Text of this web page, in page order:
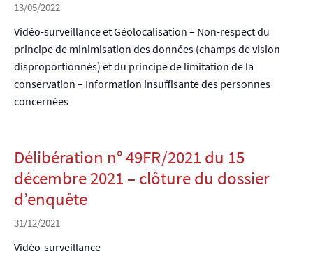
13/05/2022
Vidéo-surveillance et Géolocalisation – Non-respect du
principe de minimisation des données (champs de vision
disproportionnés) et du principe de limitation de la
conservation – Information insuffisante des personnes
concernées
Délibération n° 49FR/2021 du 15
décembre 2021 – clôture du dossier
d’enquête
31/12/2021
Vidéo-surveillance